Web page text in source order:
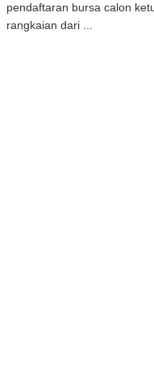
pendaftaran bursa calon
rangkaian dari ...